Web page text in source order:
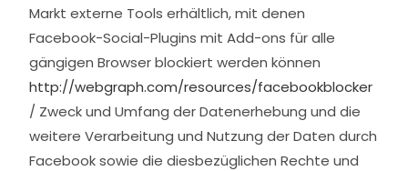
Markt externe Tools erhältlich, mit denen
Facebook-Social-Plugins mit Add-ons für alle
gängigen Browser blockiert werden können
http://webgraph.com/resources/facebookblocker
/ Zweck und Umfang der Datenerhebung und die
weitere Verarbeitung und Nutzung der Daten durch
Facebook sowie die diesbezüglichen Rechte und